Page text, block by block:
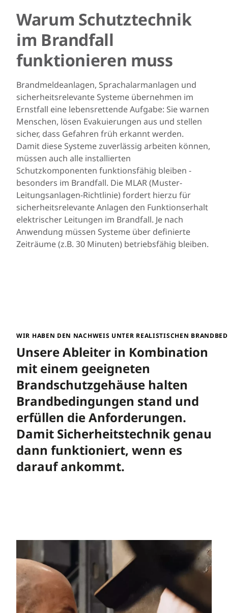
Warum Schutztechnik
im Brandfall
funktionieren muss
Brandmeldeanlagen, Sprachalarmanlagen und
sicherheitsrelevante Systeme übernehmen im
Ernstfall eine lebensrettende Aufgabe: Sie warnen
Menschen, lösen Evakuierungen aus und stellen
sicher, dass Gefahren früh erkannt werden.
Damit diese Systeme zuverlässig arbeiten können,
müssen auch alle installierten
Schutzkomponenten funktionsfähig bleiben -
besonders im Brandfall. Die MLAR (Muster-
Leitungsanlagen-Richtlinie) fordert hierzu für
sicherheitsrelevante Anlagen den Funktionserhalt
elektrischer Leitungen im Brandfall. Je nach
Anwendung müssen Systeme über definierte
Zeiträume (z.B. 30 Minuten) betriebsfähig bleiben.
WIR HABEN DEN NACHWEIS UNTER REALISTISCHEN
Unsere Ableiter in Kombination
mit einem geeigneten
Brandschutzgehäuse halten
Brandbedingungen stand und
erfüllen die Anforderungen.
Damit Sicherheitstechnik genau
dann funktioniert, wenn es
darauf ankommt.